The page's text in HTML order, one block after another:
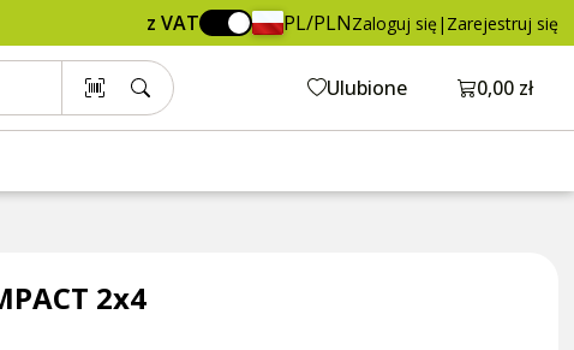
z VAT PL/PLNZaloguj się | Zarejestruj się
Ulubione Otwórz
0,00 zł
brutto / szt. Dodaj do koszyka
2x4